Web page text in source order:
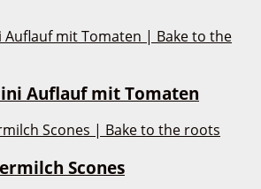
Auflauf mit Tomaten
Scones